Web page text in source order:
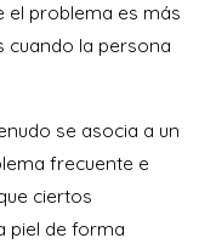
el problema es más
cuando la persona
se asocia a un
frecuente e
ciertos
piel de forma